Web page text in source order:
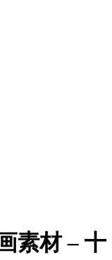
素材 – 十